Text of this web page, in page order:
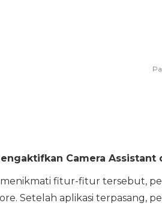
Camera Assistant
fitur-fitur tersebut,
Setelah aplikasi terpasang,